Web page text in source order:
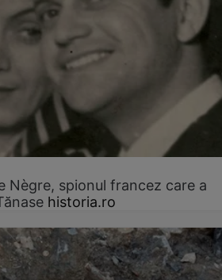
Nègre, spionul francez care a
historia.ro